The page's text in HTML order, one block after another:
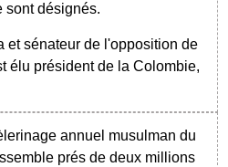
sont désignés.
et sénateur de l'opposition de
élu président de la Colombie,
annuel musulman du
prés de deux millions